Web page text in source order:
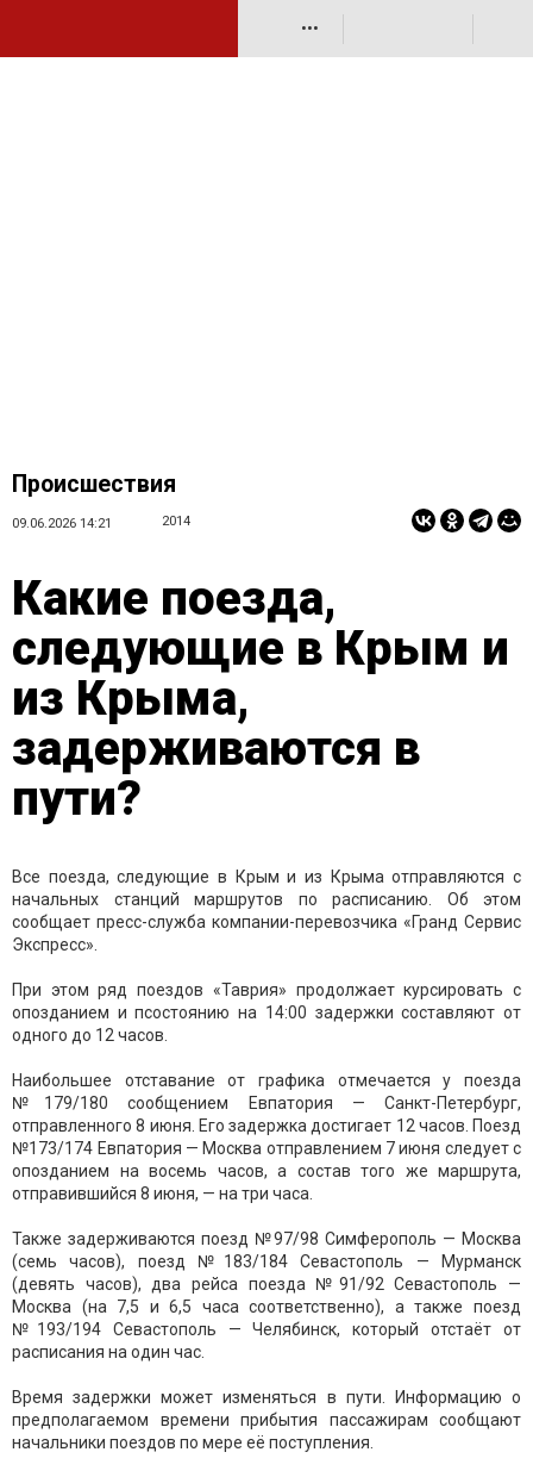
•••
Происшествия
09.06.2026 14:21 2014
Какие поезда,
следующие в Крым и
из Крыма,
задерживаются в
пути?
Все поезда, следующие в Крым и из Крыма отправляются с
начальных станций маршрутов по расписанию. Об этом
сообщает пресс-служба компании-перевозчика «Гранд Сервис
Экспресс».
При этом ряд поездов «Таврия» продолжает курсировать с
опозданием и псостоянию на 14:00 задержки составляют от
одного до 12 часов.
Наибольшее отставание от графика отмечается у поезда
№179/180 сообщением Евпатория — Санкт-Петербург,
отправленного 8 июня. Его задержка достигает 12 часов. Поезд
№173/174 Евпатория — Москва отправлением 7 июня следует с
опозданием на восемь часов, а состав того же маршрута,
отправившийся 8 июня, — на три часа.
Также задерживаются поезд №97/98 Симферополь — Москва
(семь часов), поезд №183/184 Севастополь — Мурманск
(девять часов), два рейса поезда №91/92 Севастополь —
Москва (на 7,5 и 6,5 часа соответственно), а также поезд
№193/194 Севастополь — Челябинск, который отстаёт от
расписания на один час.
Время задержки может изменяться в пути. Информацию о
предполагаемом времени прибытия пассажирам сообщают
начальники поездов по мере её поступления.